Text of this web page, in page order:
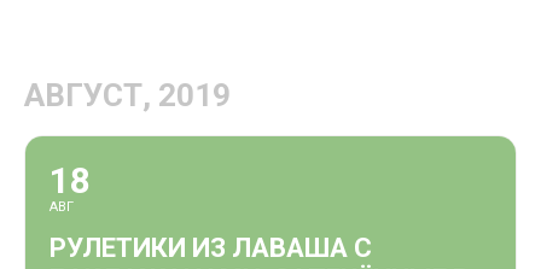
АВГУСТ, 2019
18
АВГ
РУЛЕТИКИ ИЗ ЛАВАША С